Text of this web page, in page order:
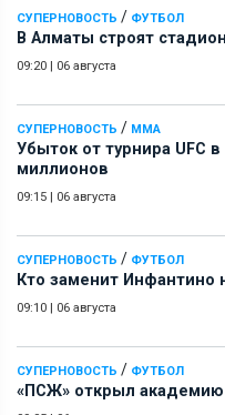
СУПЕРНОВОСТЬ / ФУТБОЛ
В Алматы строят
09:20 | 06 августа
СУПЕРНОВОСТЬ / ММА
Убыток от турнира UFC
миллионов
09:15 | 06 августа
СУПЕРНОВОСТЬ / ФУТБОЛ
Кто заменит Инфантино
09:10 | 06 августа
СУПЕРНОВОСТЬ / ФУТБОЛ
«ПСЖ» открыл академию